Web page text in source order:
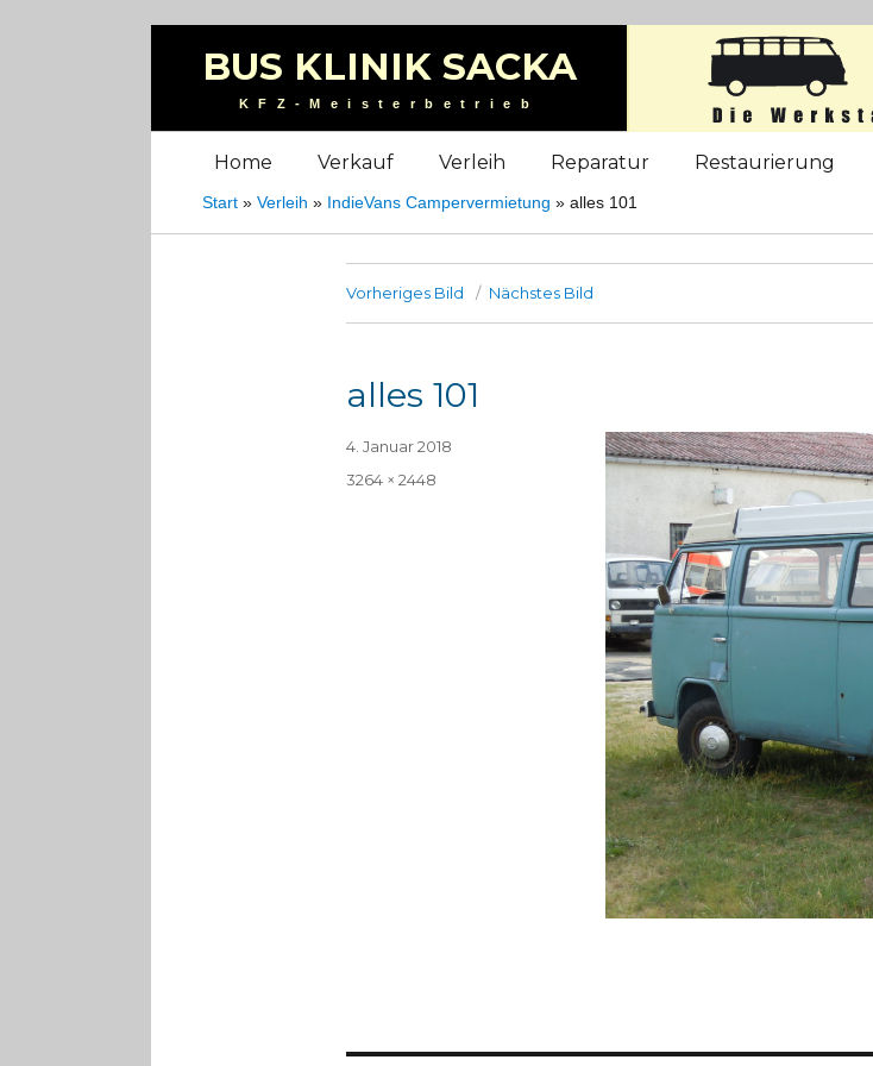
BUS KLINIK SACKA
KFZ-Meisterbetrieb
Home Verkauf Verleih Reparatur Restaurierung
Start »Verleih » IndieVans Campervermietung »alles 101
Vorheriges Bild Nächstes Bild
alles 101
Veröffentlicht
4. Januar 2018
Volle
3264 × 2448